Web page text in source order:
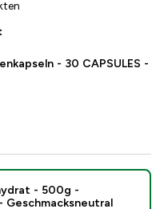
- 30 CAPSULES -
- 500g -
Geschmacksneutral